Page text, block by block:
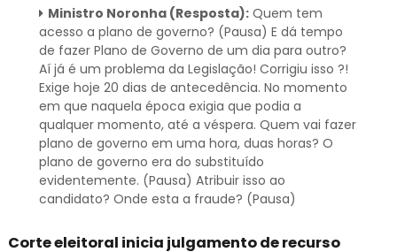
Ministro Noronha (Resposta):Quem tem
acesso a plano de governo? (Pausa) E dá tempo
de fazer Plano de Governo de um dia para outro?
Aí já é um problema da Legislação! Corrigiu isso ?!
Exige hoje 20 dias de antecedência. No momento
em que naquela época exigia que podia a
qualquer momento, até a véspera. Quem vai fazer
plano de governo em uma hora, duas horas? O
plano de governo era do substituído
evidentemente. (Pausa) Atribuir isso ao
candidato? Onde esta a fraude? (Pausa)
Corte eleitoral inicia julgamento de recurso